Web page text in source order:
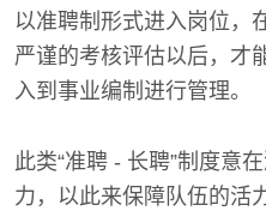
以准聘制形式进入岗位，
严谨的考核评估以后，才
入到事业编制进行管理。
此类“准聘 - 长聘”制度意
力，以此来保障队伍的活